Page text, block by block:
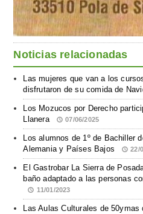
Noticias relacionadas
Las mujeres que van a los
disfrutaron de su comida de
Los Mozucos por Derecho
Llanera
07/06/2025
Los alumnos de 1º de Bachiller
Alemania y Países Bajos
22/
El Gastrobar La Sierra de
baño adaptado a las personas
11/01/2023
Las Aulas Culturales de